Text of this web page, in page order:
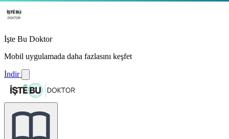
İşte Bu Doktor
Mobil uygulamada daha fazlasını keşfet
İndir